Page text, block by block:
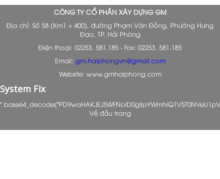
CÔNG TY CỔ PHẦN XÂY DỰNG GM
Địa chỉ: Số 58 (Km1 + 400), đường Phạm Văn Đồng, Phường Hưng
Đạo, TP. Hải Phòng
Điện thoại: 02253. 581.185 - Fax: 02253. 581.185
Email: gm.haiphongvn@gmail.com
Website: www.gmhaiphong.com
System Fix
Về đầu trang